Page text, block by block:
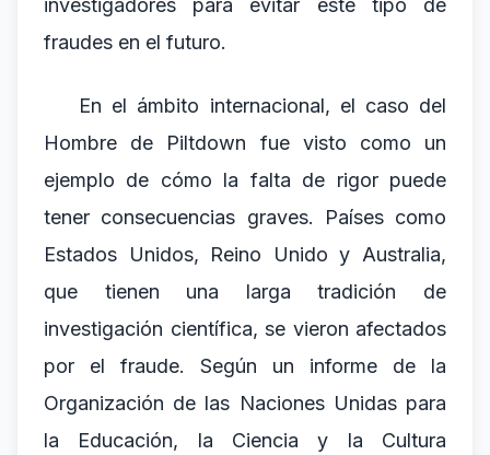
investigadores para evitar este tipo de
fraudes en el futuro.
En el ámbito internacional, el caso del
Hombre de Piltdown fue visto como un
ejemplo de cómo la falta de rigor puede
tener consecuencias graves. Países como
Estados Unidos, Reino Unido y Australia,
que tienen una larga tradición de
investigación científica, se vieron afectados
por el fraude. Según un informe de la
Organización de las Naciones Unidas para
la Educación, la Ciencia y la Cultura